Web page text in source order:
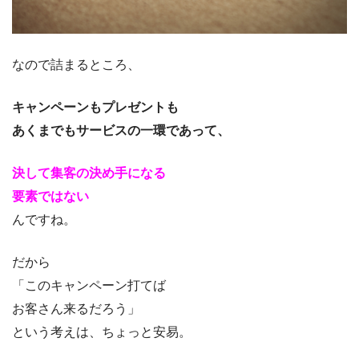
なので詰まるところ、
キャンペーンもプレゼントも
あくまでもサービスの一環であって、
決して集客の決め手になる
要素ではない
んですね。
だから
「このキャンペーン打てば
お客さん来るだろう」
という考えは、ちょっと安易。